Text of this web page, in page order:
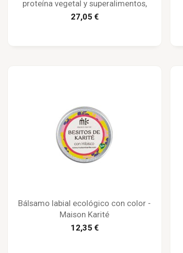
proteína vegetal y superalimentos,
250 ml - Maison Karité
27,05 €
Bálsamo labial ecológico con color -
Maison Karité
12,35 €